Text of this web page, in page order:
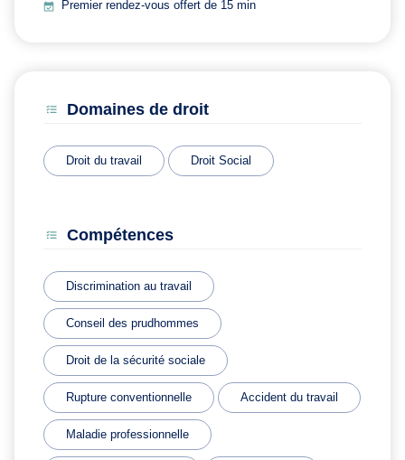
Premier rendez-vous offert de 15 min
Domaines de droit
Droit du travail Droit Social
Compétences
Discrimination au travail
Conseil des prudhommes
Droit de la sécurité sociale
Rupture conventionnelle Accident du travail
Maladie professionnelle